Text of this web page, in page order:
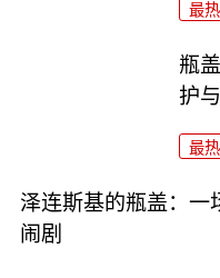
最热
瓶
护
最热
泽连斯基的瓶盖：一
闹剧